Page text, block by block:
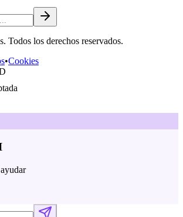
. Todos los derechos reservados.
•Cookies